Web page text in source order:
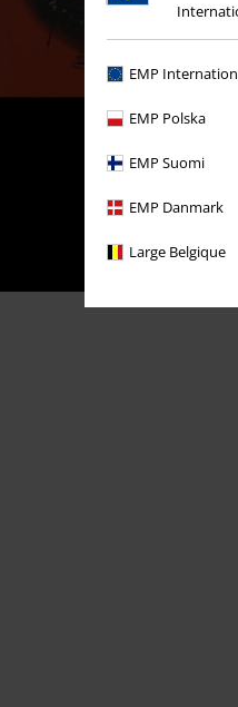
EMP
EMP Polska
EMP Suomi
EMP Danmark
Large Belgique